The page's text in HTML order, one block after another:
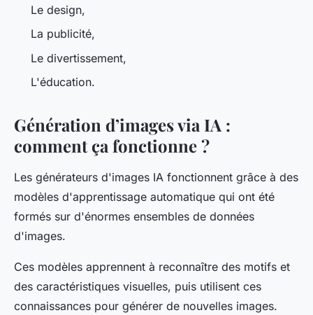
Le design,
La publicité,
Le divertissement,
L'éducation.
Génération d’images via IA :
comment ça fonctionne ?
Les générateurs d'images IA fonctionnent grâce à des
modèles d'apprentissage automatique qui ont été
formés sur d'énormes ensembles de données
d'images.
Ces modèles apprennent à reconnaître des motifs et
des caractéristiques visuelles, puis utilisent ces
connaissances pour générer de nouvelles images.